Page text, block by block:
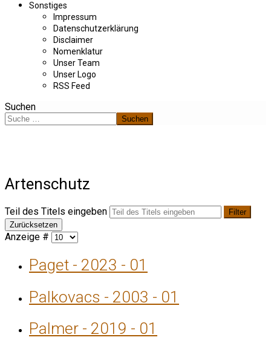
Sonstiges
Impressum
Datenschutzerklärung
Disclaimer
Nomenklatur
Unser Team
Unser Logo
RSS Feed
Suchen
Suchen
Artenschutz
Teil des Titels eingeben
Filter
Zurücksetzen
Anzeige #
Paget - 2023 - 01
Palkovacs - 2003 - 01
Palmer - 2019 - 01